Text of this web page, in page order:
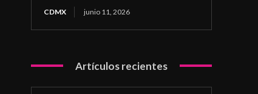
CDMX junio 11, 2026
Artículos recientes